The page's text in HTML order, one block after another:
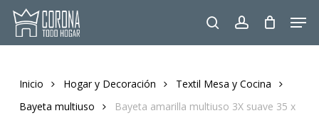
Skip
main
searchaccount
Inicio Hogar y Decoración
Textil Mesa y Cocina
Bayeta multiuso
Bayeta amarilla multiuso 3X suave 35 x